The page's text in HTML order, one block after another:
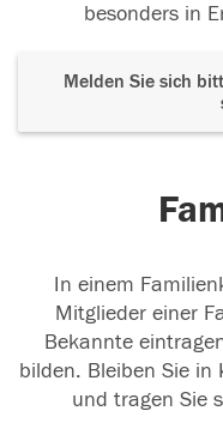
besonders in
Melden Sie sich
In einem
Mitglieder einer
Bekannte
bilden. Bleiben Sie
und tragen Sie